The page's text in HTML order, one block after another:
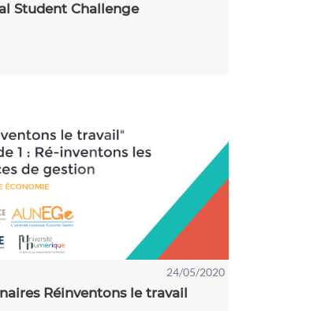
Student Challenge
24/05/2020
Réinventons le travail